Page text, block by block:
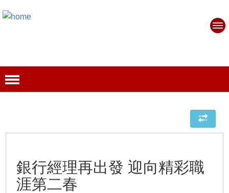
銀行經理再出發 迎向精彩職
涯第二春